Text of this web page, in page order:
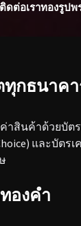
ติดต่อเราทองรูปพ
ทุกธนาค
าสินค้าด้วยบัต
และบัตร
องคำ